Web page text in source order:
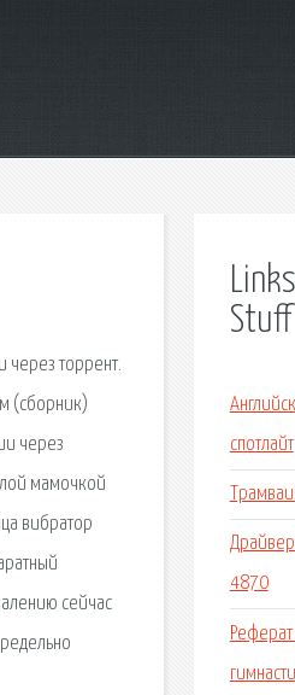
через торрент.
(сборник)
через
мамочкой
вибратор
сейчас
Stuff
спотлайт
4870
Реферат